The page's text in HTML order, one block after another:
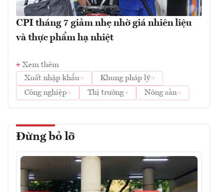
CPI tháng 7 giảm nhẹ nhờ giá nhiên liệu
và thực phẩm hạ nhiệt
Xem thêm
Xuất nhập khẩu
Khung pháp lý
Công nghiệp
Thị trường Nông sản
Đừng bỏ lỡ